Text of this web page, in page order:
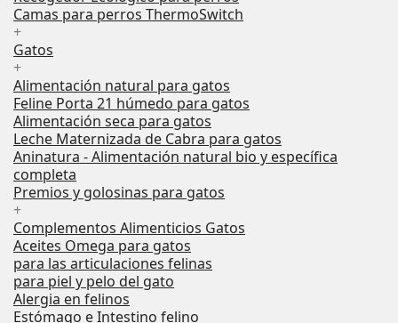
Camas para perros ThermoSwitch
+
Gatos
+
Alimentación natural para gatos
Feline Porta 21 húmedo para gatos
Alimentación seca para gatos
Leche Maternizada de Cabra para gatos
Aninatura - Alimentación natural bio y específica
completa
Premios y golosinas para gatos
+
Complementos Alimenticios Gatos
Aceites Omega para gatos
para las articulaciones felinas
para piel y pelo del gato
Alergia en felinos
Estómago e Intestino felino